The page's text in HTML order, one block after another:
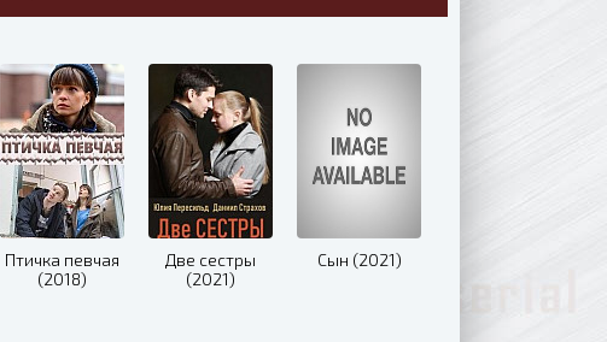
Птичка певчая
(2018)
Две сестры
(2021)
Сын (2021)